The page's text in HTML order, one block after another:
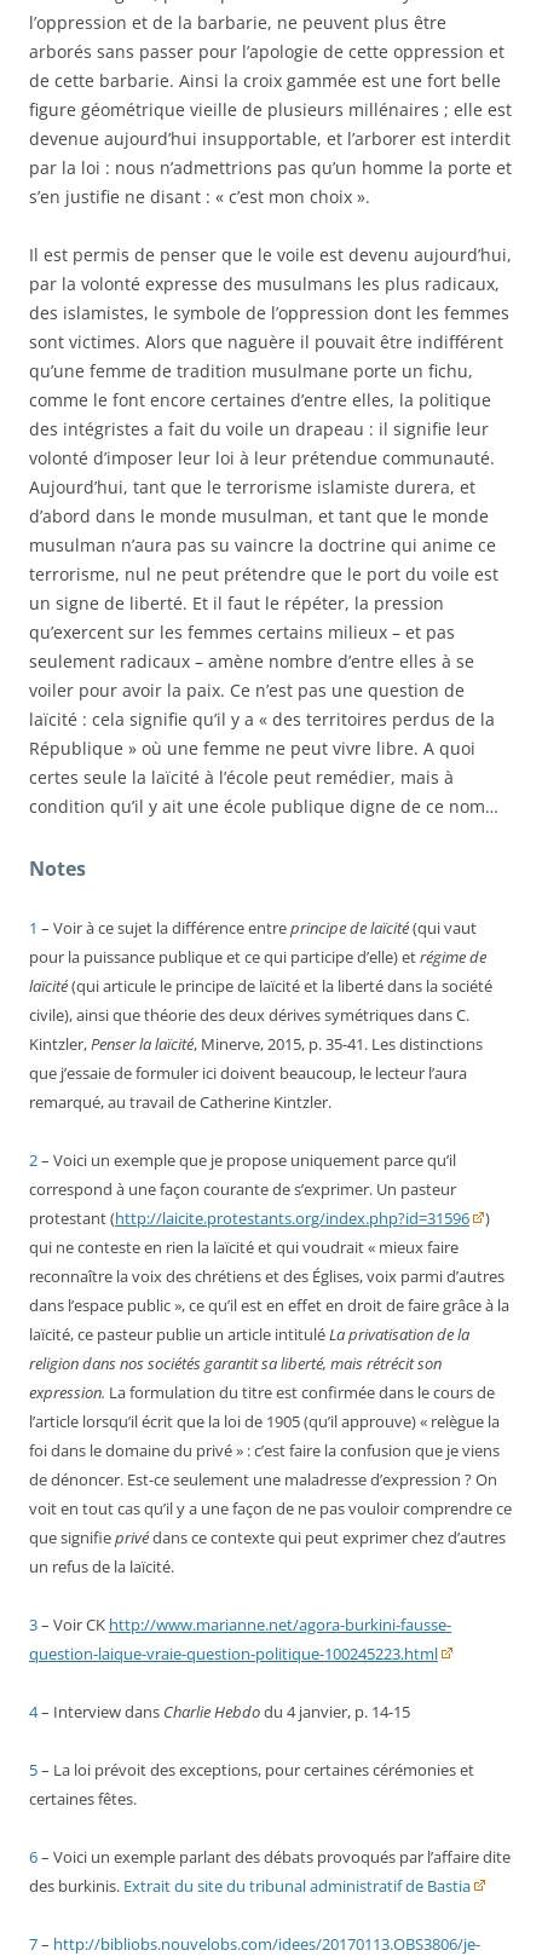
l’oppression et de la barbarie, ne peuvent plus être
arborés sans passer pour l’apologie de cette oppression et
de cette barbarie. Ainsi la croix gammée est une fort belle
figure géométrique vieille de plusieurs millénaires ; elle est
devenue aujourd’hui insupportable, et l’arborer est interdit
par la loi : nous n’admettrions pas qu’un homme la porte et
s’en justifie ne disant : « c’est mon choix ».
Il est permis de penser que le voile est devenu aujourd’hui,
par la volonté expresse des musulmans les plus radicaux,
des islamistes, le symbole de l’oppression dont les femmes
sont victimes. Alors que naguère il pouvait être indifférent
qu’une femme de tradition musulmane porte un fichu,
comme le font encore certaines d’entre elles, la politique
des intégristes a fait du voile un drapeau : il signifie leur
volonté d’imposer leur loi à leur prétendue communauté.
Aujourd’hui, tant que le terrorisme islamiste durera, et
d’abord dans le monde musulman, et tant que le monde
musulman n’aura pas su vaincre la doctrine qui anime ce
terrorisme, nul ne peut prétendre que le port du voile est
un signe de liberté. Et il faut le répéter, la pression
qu’exercent sur les femmes certains milieux – et pas
seulement radicaux – amène nombre d’entre elles à se
voiler pour avoir la paix. Ce n’est pas une question de
laïcité : cela signifie qu’il y a « des territoires perdus de la
République » où une femme ne peut vivre libre. A quoi
certes seule la laïcité à l’école peut remédier, mais à
condition qu’il y ait une école publique digne de ce nom…
Notes
1 – Voir à ce sujet la différence entreprincipe de laïcité(qui vaut
pour la puissance publique et ce qui participe d’elle) etrégime de
laïcité(qui articule le principe de laïcité et la liberté dans la société
civile), ainsi que théorie des deux dérives symétriques dans C.
Kintzler,Penser la laïcité, Minerve, 2015, p. 35-41. Les distinctions
que j’essaie de formuler ici doivent beaucoup, le lecteur l’aura
remarqué, au travail de Catherine Kintzler.
2– Voici un exemple que je propose uniquement parce qu’il
correspond à une façon courante de s’exprimer. Un pasteur
protestant (http://laicite.protestants.org/index.php?id=31596
)
qui ne conteste en rien la laïcité et qui voudrait « mieux faire
reconnaître la voix des chrétiens et des Églises, voix parmi d’autres
dans l’espace public », ce qu’il est en effet en droit de faire grâce à la
laïcité, ce pasteur publie un article intituléLa privatisation de la
religion dans nos sociétés garantit sa liberté, mais rétrécit son
expression. La formulation du titre est confirmée dans le cours de
l’article lorsqu’il écritque la loi de 1905 (qu’il approuve) « relègue la
foi dans le domaine du privé » : c’est faire la confusion que je viens
de dénoncer. Est-ce seulement une maladresse d’expression ? On
voit en tout cas qu’il y a une façon de ne pas vouloir comprendre ce
que signifieprivédans ce contexte qui peut exprimer chez d’autres
un refus de la laïcité.
3– Voir CK http://www.marianne.net/agora-burkini-fausse-
question-laique-vraie-question-politique-100245223.html
4– Interview dans Charlie Hebdodu 4 janvier, p. 14-15
5– La loi prévoit des exceptions, pour certaines cérémonies et
certaines fêtes.
6– Voici un exemple parlant des débats provoqués par l’affaire dite
des burkinis. Extrait du site du tribunal administratif de Bastia
7– http://bibliobs.nouvelobs.com/idees/20170113.OBS3806/je-